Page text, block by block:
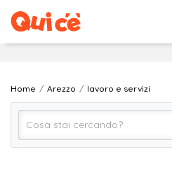
Home Arezzo lavoro e servizi